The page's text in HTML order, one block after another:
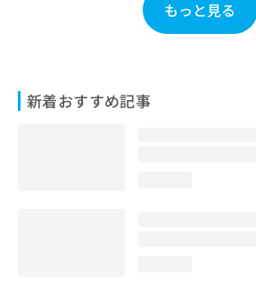
もっと見る
新着おすすめ記事
せ